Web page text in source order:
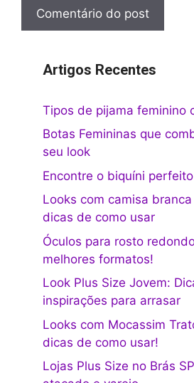
Artigos Recentes
Tipos de pijama feminino
Botas Femininas que
seu look
Encontre o biquíni
Looks com camisa
dicas de como usar
Óculos para rosto
melhores formatos!
Look Plus Size Jovem:
inspirações para arrasar
Looks com Mocassim
dicas de como usar!
Lojas Plus Size no Brás